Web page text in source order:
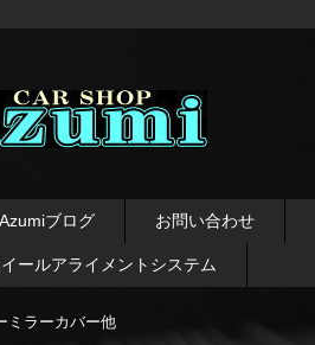
デッドニング カーオ
ディオ レカロシート
Azumiブログ お問い合わせ
ールアライメントシステム
ラーカバー他